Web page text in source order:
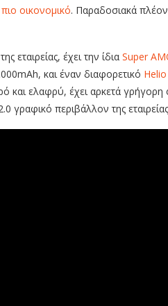
οικονομικό. Παραδοσιακά
εταιρείας, έχει την ίδια Super
και έναν διαφορετικό
και ελαφρύ, έχει αρκετά γρήγορη
γραφικό περιβάλλον της